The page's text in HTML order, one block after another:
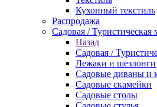
Кухонный текстиль
Распродажа
Садовая / Туристическая
Назад
Садовая /
Лежаки и шезлонги
Садовые диваны и
Садовые скамейки
Садовые столы